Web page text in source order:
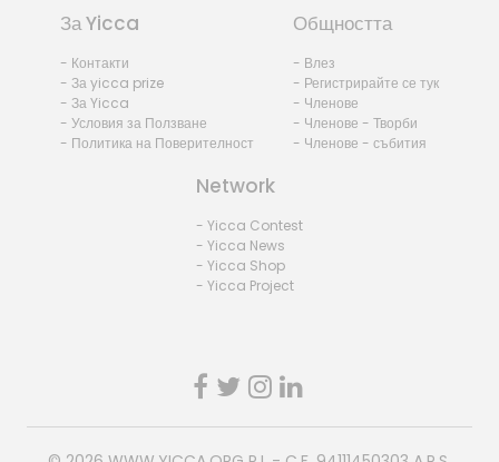
За Yicca
- Контакти
- За yicca prize
- За Yicca
- Условия за Ползване
- Политика на Поверителност
Общността
- Влез
- Регистрирайте се тук
- Членове
- Членове - Творби
- Членове - събития
Network
- Yicca Contest
- Yicca News
- Yicca Shop
- Yicca Project